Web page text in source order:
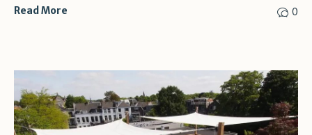
0
Read More